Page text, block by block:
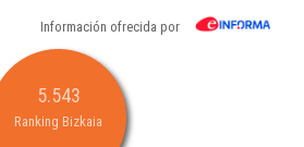
Información ofrecida por
5.543
Ranking Bizkaia